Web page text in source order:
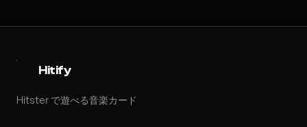
Hitify
Hitster で遊べる音楽カード